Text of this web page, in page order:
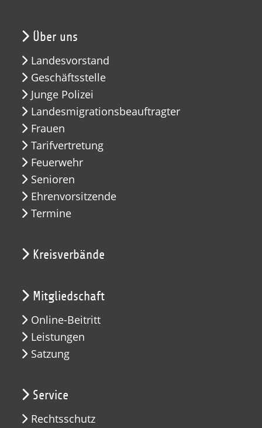
Über uns
Landesvorstand
Geschäftsstelle
Junge Polizei
Landesmigrationsbeauftragter
Frauen
Tarifvertretung
Feuerwehr
Senioren
Ehrenvorsitzende
Termine
Kreisverbände
Mitgliedschaft
Online-Beitritt
Leistungen
Satzung
Service
Rechtsschutz